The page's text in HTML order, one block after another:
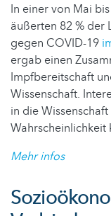
In einer von Mai
äußerten 82 % der
gegen COVID-19
ergab einen
Impfbereitschaft
Wissenschaft.
in die
Wahrscheinlichkeit
Mehr infos